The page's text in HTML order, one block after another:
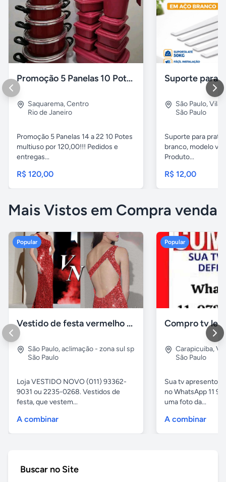
Promoção 5 Panelas 10 Potes Multiuso
Saquarema,Centro
Rio de Janeiro
Promoção 5 Panelas 14 a 22 10 Potes
multiuso por 120,00!!! Pedidos e
entregas...
R$ 120,00
São Paulo,Vila
São Paulo
Suporte para
branco, modelo
Produto...
R$ 12,00
Mais Vistos em Compra venda
Popular
Vestido de festa vermelho com brilho e pedraria
São Paulo,aclimação - zona sul sp
São Paulo
Loja VESTIDO NOVO (011) 93362-
9031 ou 2235-0268. Vestidos de
festa, que vestem...
A combinar
Popular
Compro tv
Carapicuiba,
São Paulo
Sua tv apresentou
no WhatsApp 11
uma foto da...
A combinar
Buscar no Site